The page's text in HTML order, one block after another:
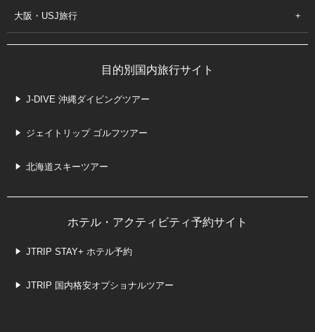
大阪・USJ旅行
目的別国内旅行サイト
J-DIVE 沖縄ダイビングツアー
ジェイトリップ ゴルフツアー
北海道スキーツアー
ホテル・アクティビティ予約サイト
JTRIP STAY+ ホテル予約
JTRIP 国内格安オプショナルツアー